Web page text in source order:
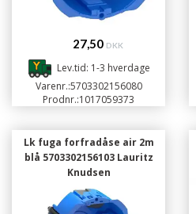
27,50 DKK
Lev.tid: 1-3 hverdage
Varenr.:5703302156080
Prodnr.:1017059373
Lk fuga forfradåse air 2m
blå 5703302156103 Lauritz
Knudsen